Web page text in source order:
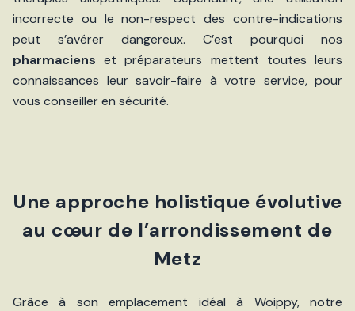
incorrecte ou le non-respect des contre-indications
peut s’avérer dangereux. C’est pourquoi nos
pharmaciens et préparateurs mettent toutes leurs
connaissances leur savoir-faire à votre service, pour
vous conseiller en sécurité.
Une approche holistique évolutive
au cœur de l’arrondissement de
Metz
Grâce à son emplacement idéal à Woippy, notre